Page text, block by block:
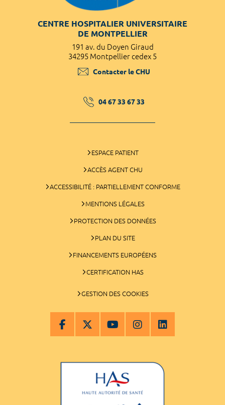
CENTRE HOSPITALIER UNIVERSITAIRE
DE MONTPELLIER
191 av. du Doyen Giraud
34295 Montpellier cedex 5
Contacter le CHU
04 67 33 67 33
ESPACE PATIENT
ACCÈS AGENT CHU
ACCESSIBILITÉ : PARTIELLEMENT CONFORME
MENTIONS LÉGALES
PROTECTION DES DONNÉES
PLAN DU SITE
FINANCEMENTS EUROPÉENS
CERTIFICATION HAS
GESTION DES COOKIES